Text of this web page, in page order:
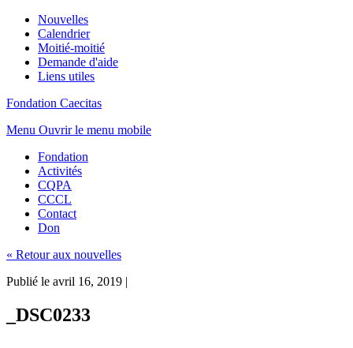
Nouvelles
Calendrier
Moitié-moitié
Demande d'aide
Liens utiles
Fondation Caecitas
Menu Ouvrir le menu mobile
Fondation
Activités
CQPA
CCCL
Contact
Don
« Retour aux nouvelles
Publié le avril 16, 2019 |
_DSC0233